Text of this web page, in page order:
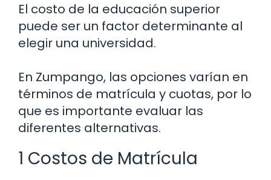
El costo de la educación superior
puede ser un factor determinante al
elegir una universidad.
En Zumpango, las opciones varían en
términos de matrícula y cuotas, por lo
que es importante evaluar las
diferentes alternativas.
1 Costos de Matrícula